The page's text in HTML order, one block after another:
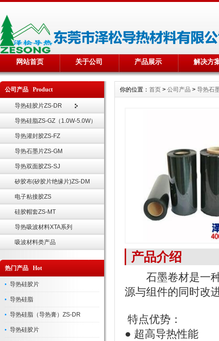
网站首页 关于公司 产品展示 解决方
公司产品 Product
导热硅胶片ZS-DR
导热硅脂ZS-GZ（1.0W-5.0W）
导热灌封胶ZS-FZ
导热石墨片ZS-GM
导热双面胶ZS-SJ
矽胶布(矽胶片绝缘片)ZS-DM
电子粘接胶ZS
硅胶帽套ZS-MT
导热吸波材料XTA系列
吸波材料类产品
热门产品 Hot
导热硅胶片
导热硅脂
导热硅脂（导热膏）ZS-DR
导热硅胶片
你的位置： 首页 > 公司产品 > 导热石
产品介绍
石墨卷材是一种
源与组件的同时改
特点优势：
● 超高导热性能